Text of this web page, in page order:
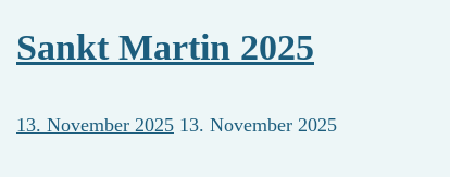
Sankt Martin 2025
13. November 2025 13. November 2025